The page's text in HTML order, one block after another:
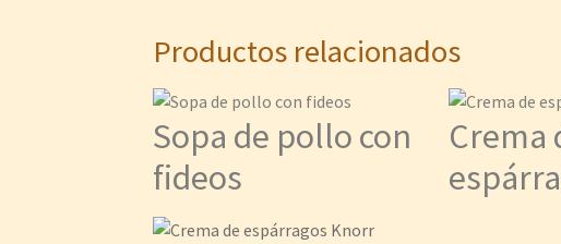
Productos relacionados
Sopa de pollo con
fideos
Crema